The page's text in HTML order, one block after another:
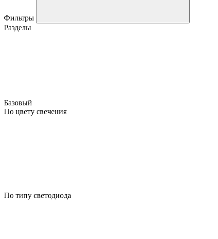
Фильтры
Разделы
Базовый
По цвету свечения
По типу светодиода